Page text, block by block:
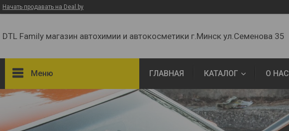
Начать продавать на Deal.by
DTL Family магазин автохимии и автокосметики г.Минск ул.Семенова 35
Меню ГЛАВНАЯ КАТАЛОГ О НАС